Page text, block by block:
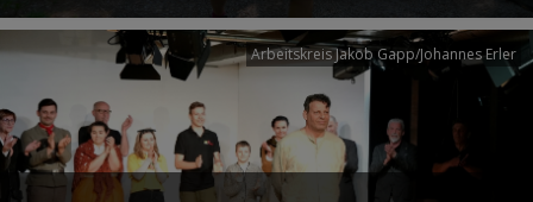
Arbeitskreis Jakob Gapp/Johannes Erler